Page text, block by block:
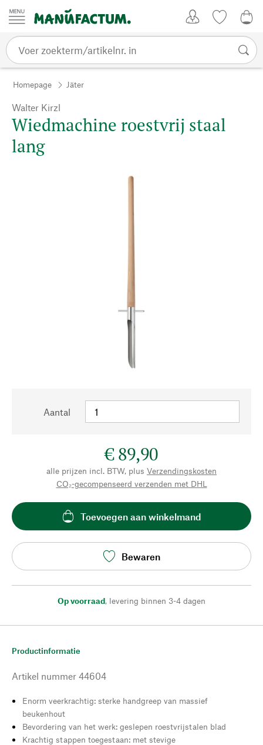
Passer au contenu
Homepage Jäter
Walter Kirzl
Wiedmachine roestvrij staal
lang
Aantal
€ 89,90
alle prijzen incl. BTW, plus Verzendingskosten
CO₂-gecompenseerd verzenden met DHL
Toevoegen aan winkelmand
Bewaren
Op voorraad, levering binnen 3-4 dagen
Productinformatie
Artikel nummer 44604
Enorm veerkrachtig: sterke handgreep van massief
beukenhout
Bevordering van het werk: geslepen roestvrijstalen blad
Krachtig stappen toegestaan: met stevige